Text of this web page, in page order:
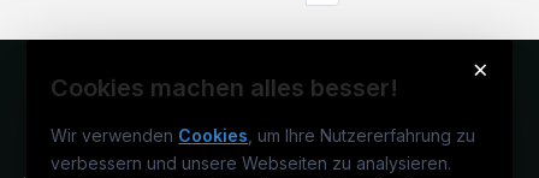
×
Cookies machen alles besser!
Wir verwenden Cookies , um Ihre Nutzererfahrung zu
verbessern und unsere Webseiten zu analysieren.